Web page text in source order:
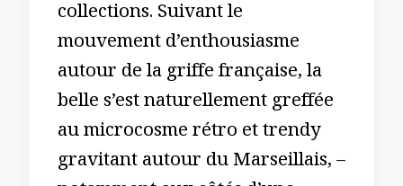
collections. Suivant le
mouvement d’enthousiasme
autour de la griffe française, la
belle s’est naturellement greffée
au microcosme rétro et trendy
gravitant autour du Marseillais, –